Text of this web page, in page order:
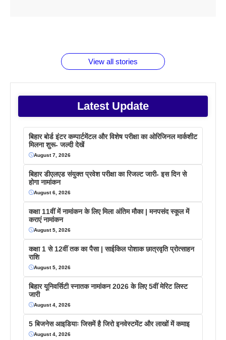
View all stories
Latest Update
बिहार बोर्ड इंटर कम्पार्टमेंटल और विशेष परीक्षा का ओरिजिनल मार्कशीट
मिलना शुरू- जल्दी देखें
August 7, 2026
बिहार डीएलएड संयुक्त प्रवेश परीक्षा का रिजल्ट जारी- इस दिन से
होगा नामांकन
August 6, 2026
कक्षा 11वीं में नामांकन के लिए मिला अंतिम मौका | मनपसंद स्कूल में
कराएं नामांकन
August 5, 2026
कक्षा 1 से 12वीं तक का पैसा | साईकिल पोशाक छात्रवृति प्रोत्साहन
राशि
August 5, 2026
बिहार यूनिवर्सिटी स्नातक नामांकन 2026 के लिए 5वीं मेरिट लिस्ट
जारी
August 4, 2026
5 बिजनेस आइडियाः जिसमें है जिरो इनवेस्टमेंट और लाखों में कमाइ
August 4, 2026